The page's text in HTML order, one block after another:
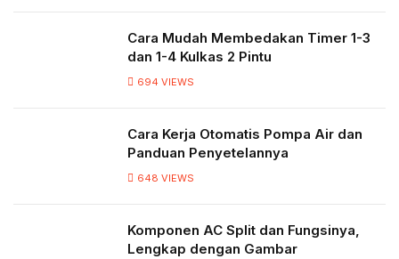
Cara Mudah Membedakan Timer 1-3
dan 1-4 Kulkas 2 Pintu
694 VIEWS
Cara Kerja Otomatis Pompa Air dan
Panduan Penyetelannya
648 VIEWS
Komponen AC Split dan Fungsinya,
Lengkap dengan Gambar